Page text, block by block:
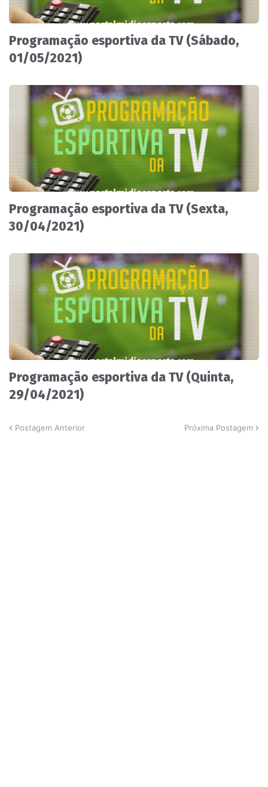
Programação esportiva da TV (Sábado,
01/05/2021)
Programação esportiva da TV (Sexta,
30/04/2021)
Programação esportiva da TV (Quinta,
29/04/2021)
Postagem Anterior Próxima Postagem